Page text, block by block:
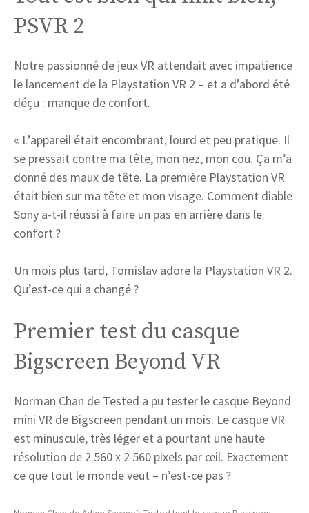
PSVR 2
Notre passionné de jeux VR attendait avec impatience
le lancement de la Playstation VR 2 – et a d’abord été
déçu : manque de confort.
« L’appareil était encombrant, lourd et peu pratique. Il
se pressait contre ma tête, mon nez, mon cou. Ça m’a
donné des maux de tête. La première Playstation VR
était bien sur ma tête et mon visage. Comment diable
Sony a-t-il réussi à faire un pas en arrière dans le
confort ?
Un mois plus tard, Tomislav adore la Playstation VR 2.
Qu’est-ce qui a changé ?
Premier test du casque
Bigscreen Beyond VR
Norman Chan de Tested a pu tester le casque Beyond
mini VR de Bigscreen pendant un mois. Le casque VR
est minuscule, très léger et a pourtant une haute
résolution de 2 560 x 2 560 pixels par œil. Exactement
ce que tout le monde veut – n’est-ce pas ?